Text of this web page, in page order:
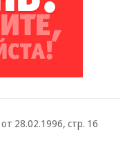
от 28.02.1996, стр. 16